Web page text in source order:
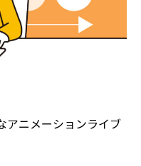
アニメーションライブ